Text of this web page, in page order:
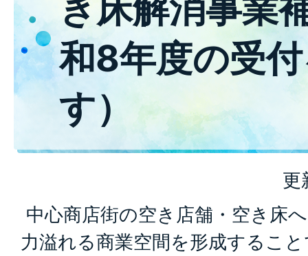
き床解消事業
和8年度の受
す）
更
中心商店街の空き店舗・空き床
力溢れる商業空間を形成するこ